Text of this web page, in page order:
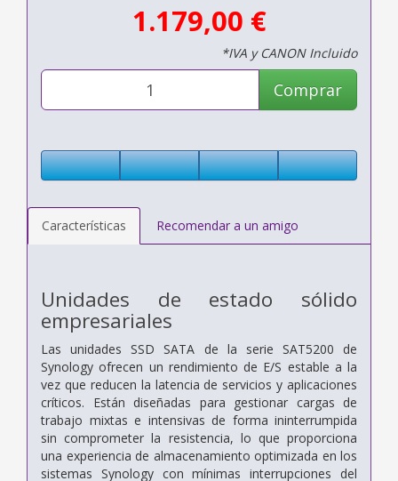
1.179,00 €
*IVA y CANON Incluido
Comprar
Características Recomendar a un amigo
Unidades de estado sólido
empresariales
Las unidades SSD SATA de la serie SAT5200 de
Synology ofrecen un rendimiento de E/S estable a la
vez que reducen la latencia de servicios y aplicaciones
críticos. Están diseñadas para gestionar cargas de
trabajo mixtas e intensivas de forma ininterrumpida
sin comprometer la resistencia, lo que proporciona
una experiencia de almacenamiento optimizada en los
sistemas Synology con mínimas interrupciones del